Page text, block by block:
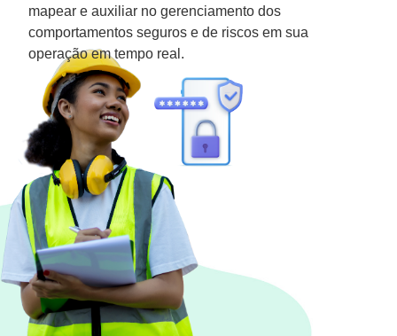
mapear e auxiliar no gerenciamento dos
comportamentos seguros e de riscos em sua
operação em tempo real.